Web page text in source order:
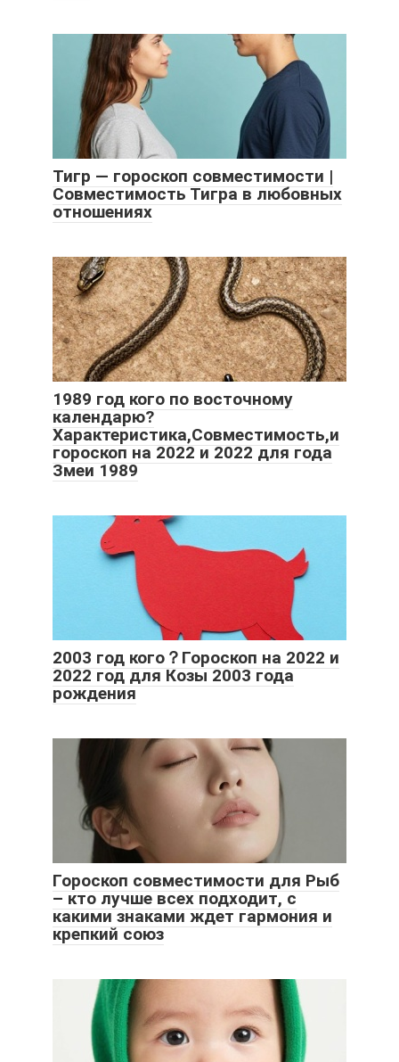
Тигр — гороскоп совместимости |
Совместимость Тигра в любовных
отношениях
1989 год кого по восточному
календарю?
Характеристика,Совместимость,и
гороскоп на 2022 и 2022 для года
Змеи 1989
2003 год кого？Гороскоп на 2022 и
2022 год для Козы 2003 года
рождения
Гороскоп совместимости для Рыб
– кто лучше всех подходит, с
какими знаками ждет гармония и
крепкий союз